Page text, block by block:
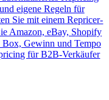
eigene Regeln für
Sie mit einem Repricer-
Amazon, eBay, Shopify
Gewinn und Tempo
für B2B-Verkäufer